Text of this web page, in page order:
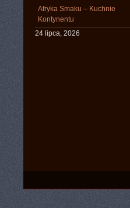
Afryka Smaku – Kuchnie
Kontynentu
24 lipca, 2026